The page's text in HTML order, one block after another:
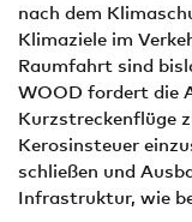
nach dem
Klimaziele im
Raumfahrt sind
WOOD fordert die
Kurzstreckenflüge
Kerosinsteuer
schließen und
Infrastruktur, wie